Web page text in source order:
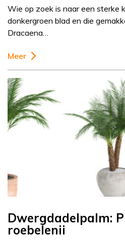
Wie op zoek is naar een sterke
donkergroen blad en die
Dracaena…
Meer
Dwergdadelpalm:
roebelenii